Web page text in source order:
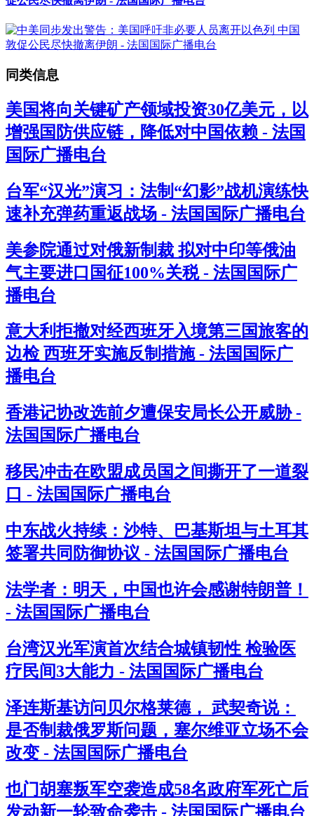
同类信息
美国将向关键矿产领域投资30亿美元，以
增强国防供应链，降低对中国依赖 - 法国
国际广播电台
台军“汉光”演习：法制“幻影”战机演练快
速补充弹药重返战场 - 法国国际广播电台
美参院通过对俄新制裁 拟对中印等俄油
气主要进口国征100%关税 - 法国国际广
播电台
意大利拒撤对经西班牙入境第三国旅客的
边检 西班牙实施反制措施 - 法国国际广
播电台
香港记协改选前夕遭保安局长公开威胁 -
法国国际广播电台
移民冲击在欧盟成员国之间撕开了一道裂
口 - 法国国际广播电台
中东战火持续：沙特、巴基斯坦与土耳其
签署共同防御协议 - 法国国际广播电台
法学者：明天，中国也许会感谢特朗普！
- 法国国际广播电台
台湾汉光军演首次结合城镇韧性 检验医
疗民间3大能力 - 法国国际广播电台
泽连斯基访问贝尔格莱德， 武契奇说：
是否制裁俄罗斯问题，塞尔维亚立场不会
改变 - 法国国际广播电台
也门胡塞叛军空袭造成58名政府军死亡后
发动新一轮致命袭击 - 法国国际广播电台